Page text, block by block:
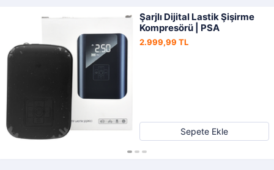
Şarjlı Dijital Lastik Şişirme
Kompresörü | PSA
2.999,99 TL
Sepete Ekle